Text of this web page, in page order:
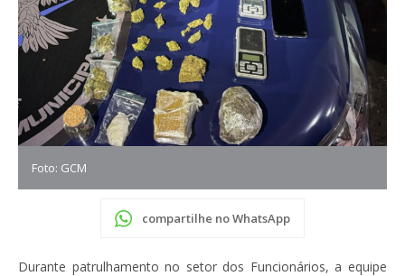
Foto: GCM
compartilhe no WhatsApp
Durante patrulhamento no setor dos Funcionários, a equipe